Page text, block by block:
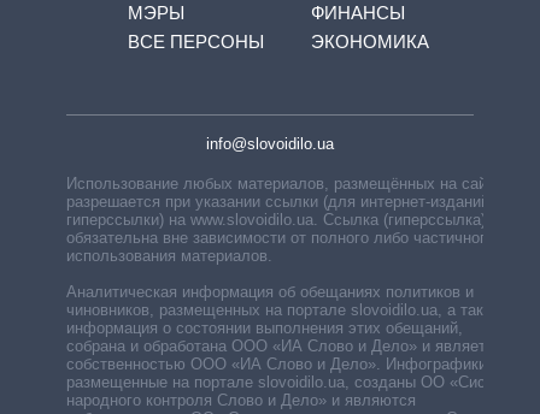
МЭРЫ
ВСЕ ПЕРСОНЫ
ФИНАНСЫ
ЭКОНОМИКА
info@slovoidilo.ua
Использование любых материалов, размещённых на сайте,
разрешается при указании ссылки (для интернет-изданий —
гиперссылки) на www.slovoidilo.ua. Ссылка (гиперссылка)
обязательна вне зависимости от полного либо частичного
использования материалов.
Аналитическая информация об обещаниях политиков и
чиновников, размещенных на портале slovoidilo.ua, а также
информация о состоянии выполнения этих обещаний,
собрана и обработана ООО «ИА Слово и Дело» и является
собственностью ООО «ИА Слово и Дело». Инфографики,
размещенные на портале slovoidilo.ua, созданы ОО «Система
народного контроля Слово и Дело» и являются